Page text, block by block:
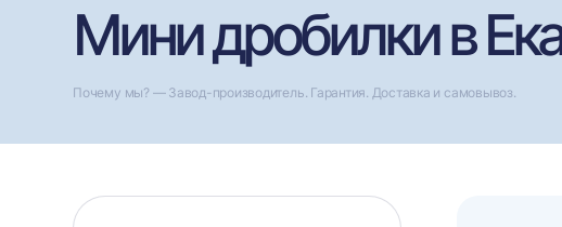
Мини дробилки в
Почему мы? — Завод-производитель. Гарантия. Доставка и самовывоз.